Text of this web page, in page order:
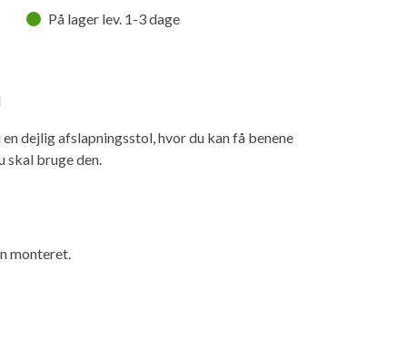
På lager lev. 1-3 dage
dejlig afslapningsstol, hvor du kan få benene
skal bruge den.
monteret.